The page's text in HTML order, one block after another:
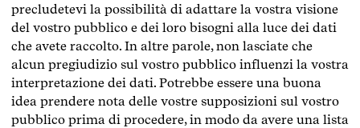
precludetevi la possibilità di adattare la vostra visione
del vostro pubblico e dei loro bisogni alla luce dei dati
che avete raccolto. In altre parole, non lasciate che
alcun pregiudizio sul vostro pubblico influenzi la vostra
interpretazione dei dati. Potrebbe essere una buona
idea prendere nota delle vostre supposizioni sul vostro
pubblico prima di procedere, in modo da avere una lista